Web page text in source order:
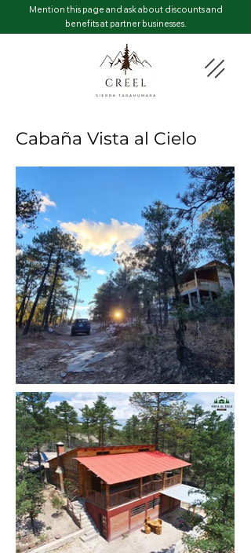
Mention this page and ask about discounts and
benefits at partner businesses.
Cabaña Vista al Cielo